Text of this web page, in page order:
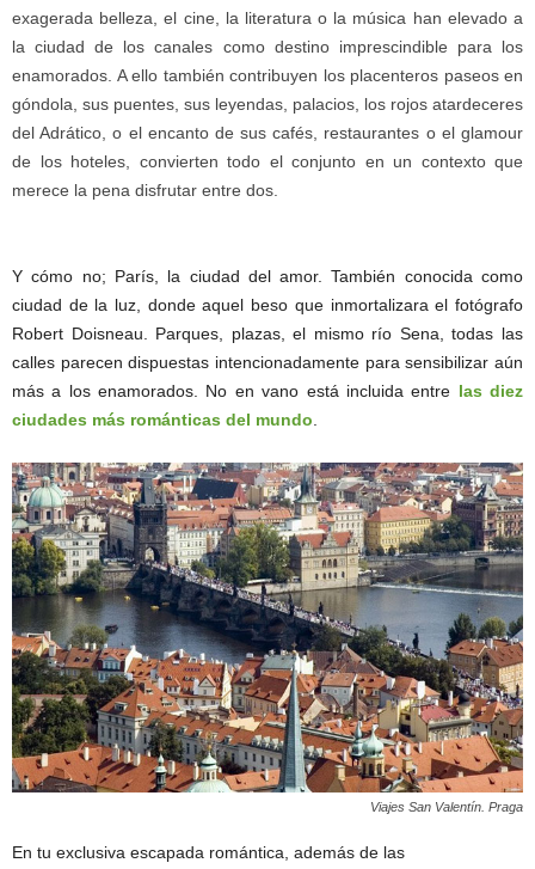
exagerada belleza, el cine, la literatura o la música han elevado a
la ciudad de los canales como destino imprescindible para los
enamorados. A ello también contribuyen los placenteros paseos en
góndola, sus puentes, sus leyendas, palacios, los rojos atardeceres
del Adrático, o el encanto de sus cafés, restaurantes o el glamour
de los hoteles, convierten todo el conjunto en un contexto que
merece la pena disfrutar entre dos.
Y cómo no; París, la ciudad del amor. También conocida como
ciudad de la luz, donde aquel beso que inmortalizara el fotógrafo
Robert Doisneau. Parques, plazas, el mismo río Sena, todas las
calles parecen dispuestas intencionadamente para sensibilizar aún
más a los enamorados. No en vano está incluida entre las diez
ciudades más románticas del mundo
Viajes San Valentín. Praga
En tu exclusiva escapada romántica, además de las